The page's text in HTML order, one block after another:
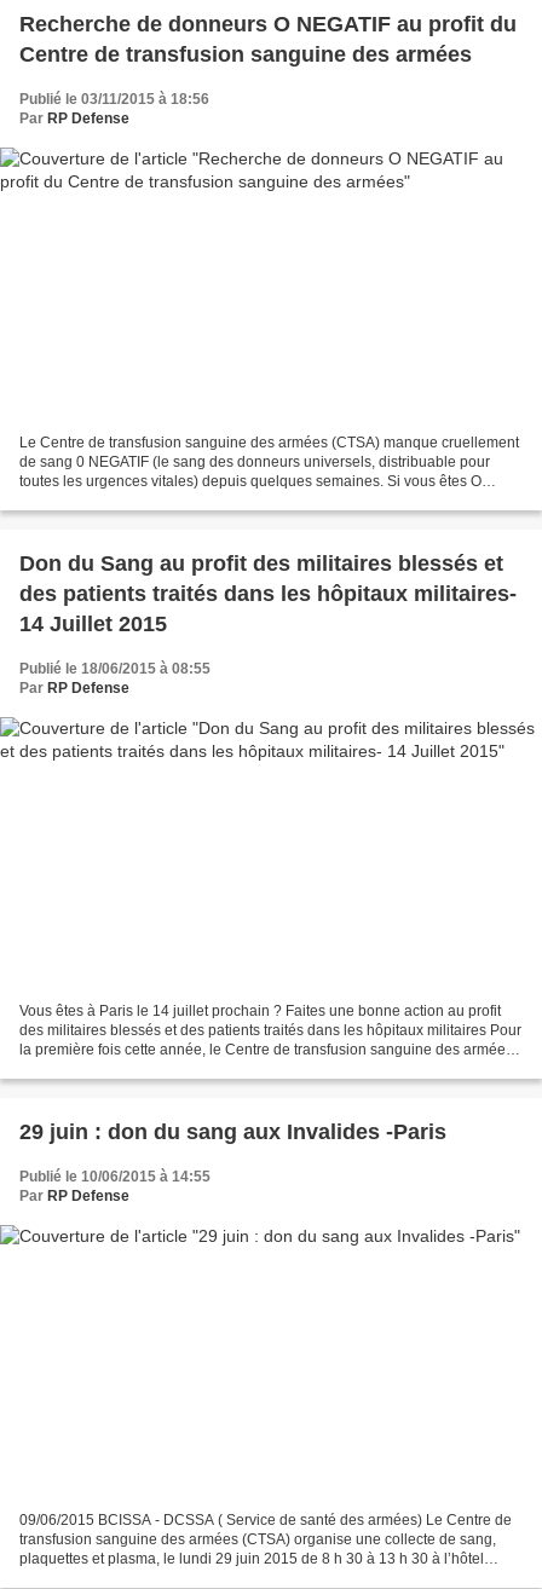
Recherche de donneurs O NEGATIF au profit du
Centre de transfusion sanguine des armées
Publié le 03/11/2015 à 18:56
Par RP Defense
Le Centre de transfusion sanguine des armées (CTSA) manque cruellement
de sang 0 NEGATIF (le sang des donneurs universels, distribuable pour
toutes les urgences vitales) depuis quelques semaines. Si vous êtes O
Don du Sang au profit des militaires blessés et
des patients traités dans les hôpitaux militaires-
14 Juillet 2015
Publié le 18/06/2015 à 08:55
Par RP Defense
Vous êtes à Paris le 14 juillet prochain ? Faites une bonne action au profit
des militaires blessés et des patients traités dans les hôpitaux militaires Pour
la première fois cette année, le Centre de transfusion sanguine des armées
29 juin : don du sang aux Invalides -Paris
Publié le 10/06/2015 à 14:55
Par RP Defense
09/06/2015 BCISSA - DCSSA ( Service de santé des armées) Le Centre de
transfusion sanguine des armées (CTSA) organise une collecte de sang,
plaquettes et plasma, le lundi 29 juin 2015 de 8 h 30 à 13 h 30 à l’hôtel